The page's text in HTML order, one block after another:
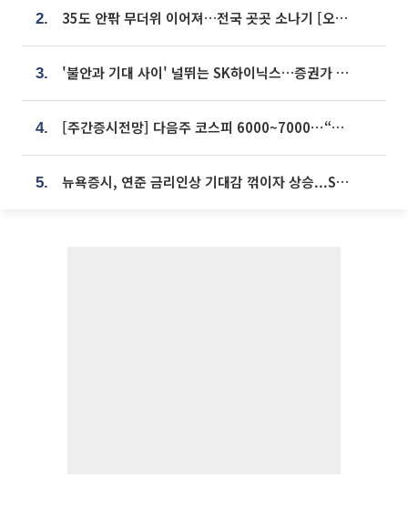
2. 35도 안팎 무더위 이어져…전국 곳곳 소나기 [오늘 날씨]
3. '불안과 기대 사이' 널뛰는 SK하이닉스…증권가 "HBM4·LTA 기반 펀터멘털 견고"
4. [주간증시전망] 다음주 코스피 6000~7000⋯“外人 수급은 정책이 변수”
5. 뉴욕증시, 연준 금리인상 기대감 꺾이자 상승...S&P500 사상 최고치 [종합]